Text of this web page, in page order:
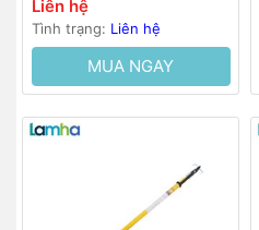
Liên hệ
Tình trạng: Liên hệ
MUA NGAY